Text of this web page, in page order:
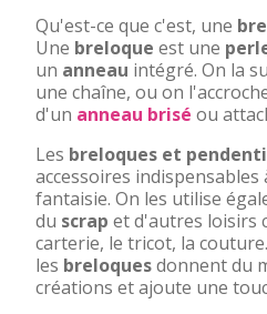
Qu'est-ce que c'est, une
Une breloque est une
un anneau intégré. On la
une chaîne, ou on
d'un anneau brisé ou
Les breloques et
accessoires
fantaisie. On les utilise
du scrap et d'autres loisirs
carterie, le tricot, la
les breloquesdonnent du
créations et ajoute une